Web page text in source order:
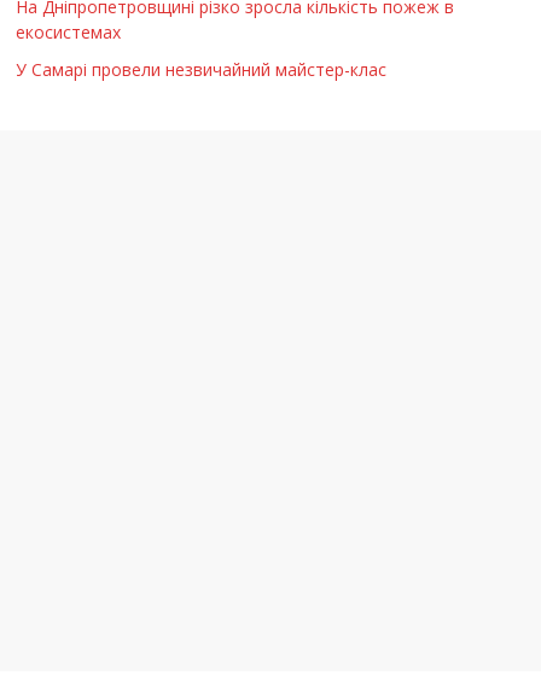
На Дніпропетровщині різко зросла кількість пожеж в
екосистемах
У Самарі провели незвичайний майстер-клас